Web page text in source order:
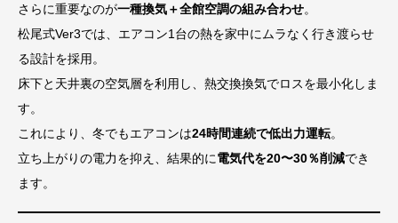
さらに重要なのが一種換気＋全館空調の組み合わせ。
松尾式Ver3では、エアコン1台の熱を家中にムラなく行き渡らせ
る設計を採用。
床下と天井裏の空気層を利用し、熱交換換気でロスを最小化しま
す。
これにより、冬でもエアコンは24時間連続で低出力運転。
立ち上がりの電力を抑え、結果的に電気代を20〜30％削減でき
ます。